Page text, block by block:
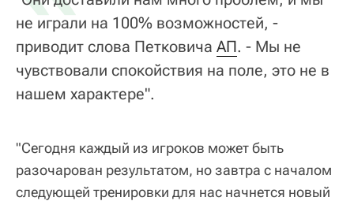
не играли на 100% возможностей, -
приводит слова Петковича АП. - Мы не
чувствовали спокойствия на поле, это не в
нашем характере".
"Сегодня каждый из игроков может быть
разочарован результатом, но завтра с началом
следующей тренировки для нас начнется новый